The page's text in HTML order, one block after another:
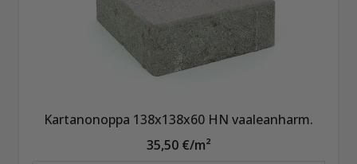
Kartanonoppa 138x138x60 HN vaaleanharm.
35,50 €/m²